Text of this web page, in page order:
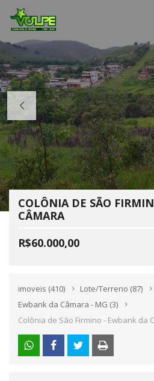
COLÔNIA DE SÃO
CÂMARA
R$60.000,00
imoveis (410) Lote/Terreno (87)
Ewbank da Câmara - MG (3)
Colônia de São Firmino - Ewbank da